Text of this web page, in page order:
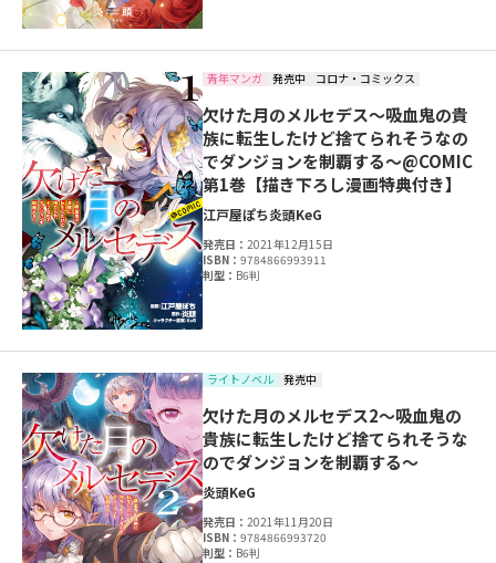
青年マンガ 発売中 コロナ・コミックス
欠けた月のメルセデス～吸血鬼の貴
族に転生したけど捨てられそうなの
でダンジョンを制覇する～@COMIC
第1巻【描き下ろし漫画特典付き】
江戸屋ぽち炎頭KeG
発売日：2021年12月15日
ISBN：9784866993911
判型： B6判
ライトノベル 発売中
欠けた月のメルセデス2～吸血鬼の
貴族に転生したけど捨てられそうな
のでダンジョンを制覇する～
炎頭KeG
発売日：2021年11月20日
ISBN：9784866993720
判型： B6判